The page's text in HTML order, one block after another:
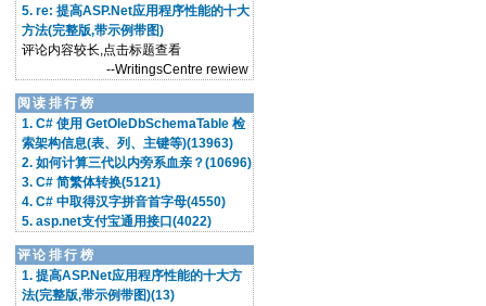
5. re: 提高ASP.Net应用程序性能的十大
方法(完整版,带示例带图)
评论内容较长,点击标题查看
--WritingsCentre rewiew
阅读排行榜
1. C# 使用 GetOleDbSchemaTable 检
索架构信息(表、列、主键等)(13963)
2. 如何计算三代以内旁系血亲？(10696)
3. C# 简繁体转换(5121)
4. C# 中取得汉字拼音首字母(4550)
5. asp.net支付宝通用接口(4022)
评论排行榜
1. 提高ASP.Net应用程序性能的十大方
法(完整版,带示例带图)(13)